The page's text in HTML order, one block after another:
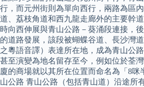
行，而元州街則為單向西行，兩路為區
道、荔枝角道和西九龍走廊外的主要幹
時向西伸展與青山公路－葵涌段連接，
的道路發展，該段被蝴蝶谷道、長沙灣道
之粵語音譯）表達所在地，成為青山公
甚至演變為地名留存至今，例如位於荃
廈的商場就以其所在位置而命名為「8咪
山公路 青山公路（包括青山道）沿途所